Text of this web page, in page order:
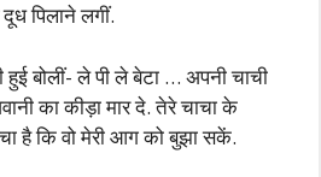
पिलाने लगीं.
हुई बोलीं- ले पी ले बेटा … अपनी चाची
का कीड़ा मार दे. तेरे चाचा के
है कि वो मेरी आग को बुझा सकें.